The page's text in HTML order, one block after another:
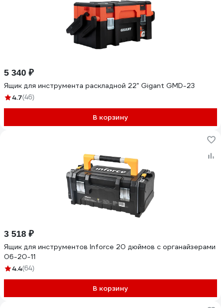
5 340 ₽
Ящик для инструмента раскладной 22" Gigant GMD-23
4.7(46)
В корзину
3 518 ₽
Ящик для инструментов Inforce 20 дюймов c органайзерами
06-20-11
4.4(64)
В корзину